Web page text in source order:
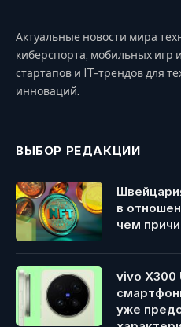
Актуальные новости мира
киберспорта, мобильных игр
стартапов и IT-трендов для
инноваций.
ВЫБОР РЕДАКЦИИ
в
чем
vivo X300
уже